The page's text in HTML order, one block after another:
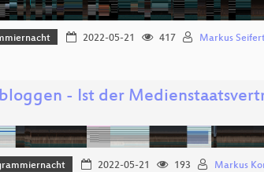
2022-05-21 417 Markus
- Ist der
2022-05-21 193 Markus